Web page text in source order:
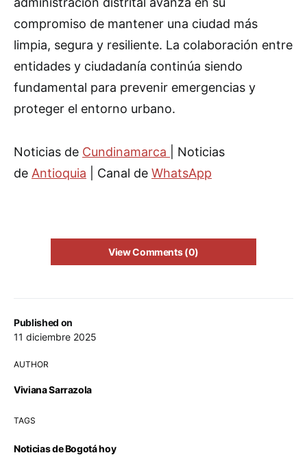
Published on
11 diciembre 2025
AUTHOR
Viviana Sarrazola
TAGS
Noticias de Bogotá hoy
compromiso de mantener una ciudad más
limpia, segura y resiliente. La colaboración entre
entidades y ciudadanía continúa siendo
fundamental para prevenir emergencias y
proteger el entorno urbano.
Noticias de Cundinamarca
| Noticias
de Antioquia | Canal de WhatsApp
View Comments (0)